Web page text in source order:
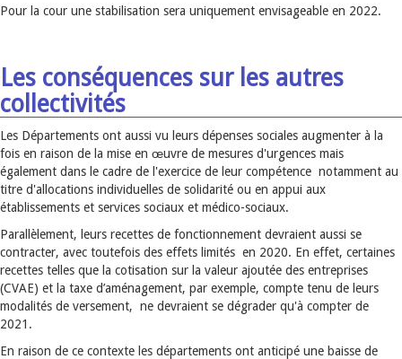
Pour la cour une stabilisation sera uniquement envisageable en 2022.
Les conséquences sur les autres
collectivités
Les Départements ont aussi vu leurs dépenses sociales augmenter à la
fois en raison de la mise en œuvre de mesures d'urgences mais
également dans le cadre de l'exercice de leur compétence notamment au
titre d'allocations individuelles de solidarité ou en appui aux
établissements et services sociaux et médico-sociaux.
Parallèlement, leurs recettes de fonctionnement devraient aussi se
contracter, avec toutefois des effets limités en 2020. En effet, certaines
recettes telles que la cotisation sur la valeur ajoutée des entreprises
(CVAE) et la taxe d’aménagement, par exemple, compte tenu de leurs
modalités de versement, ne devraient se dégrader qu'à compter de
2021.
En raison de ce contexte les départements ont anticipé une baisse de